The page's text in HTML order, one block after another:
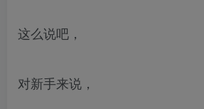
这么说吧，
对新手来说，